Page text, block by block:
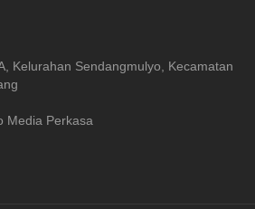
Kelurahan Sendangmulyo, Kecamatan
Media Perkasa